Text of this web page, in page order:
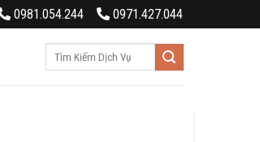
0981.054.244 0971.427.044